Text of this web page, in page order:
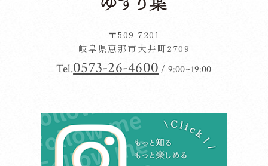
〒509-7201
岐阜県恵那市大井町2709
Tel.0573-26-4600 / 9:00~19:00